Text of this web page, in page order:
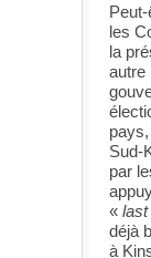
les
la
autre
Sud-
par
« last
déjà
à